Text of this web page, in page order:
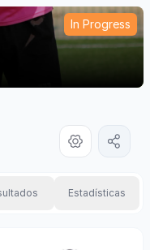
In Progress
Estadísticas